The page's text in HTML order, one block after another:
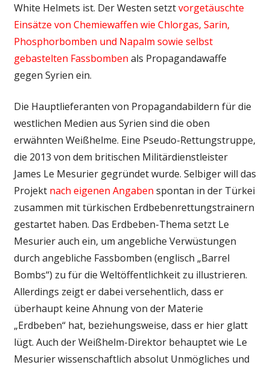
White Helmets ist. Der Westen setztvorgetäuschte
Einsätze von Chemiewaffen wie Chlorgas, Sarin,
Phosphorbomben und Napalm sowie selbst
gebastelten Fassbomben als Propagandawaffe
gegen Syrien ein.
Die Hauptlieferanten von Propagandabildern für die
westlichen Medien aus Syrien sind die oben
erwähnten Weißhelme. Eine Pseudo-Rettungstruppe,
die 2013 von dem britischen Militärdienstleister
James Le Mesurier gegründet wurde. Selbiger will das
Projekt nach eigenen Angaben spontan in der Türkei
zusammen mit türkischen Erdbebenrettungstrainern
gestartet haben. Das Erdbeben-Thema setzt Le
Mesurier auch ein, um angebliche Verwüstungen
durch angebliche Fassbomben (englisch „Barrel
Bombs“) zu für die Weltöffentlichkeit zu illustrieren.
Allerdings zeigt er dabei versehentlich, dass er
überhaupt keine Ahnung von der Materie
„Erdbeben“ hat, beziehungsweise, dass er hier glatt
lügt. Auch der Weißhelm-Direktor behauptet wie Le
Mesurier wissenschaftlich absolut Unmögliches und